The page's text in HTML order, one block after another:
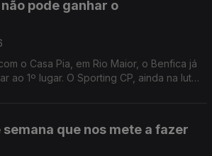
pode ganhar o
o Casa Pia, em Rio Maior, o Benfica já
ao 1º lugar. O Sporting CP, ainda na luta
que nos mete a fazer